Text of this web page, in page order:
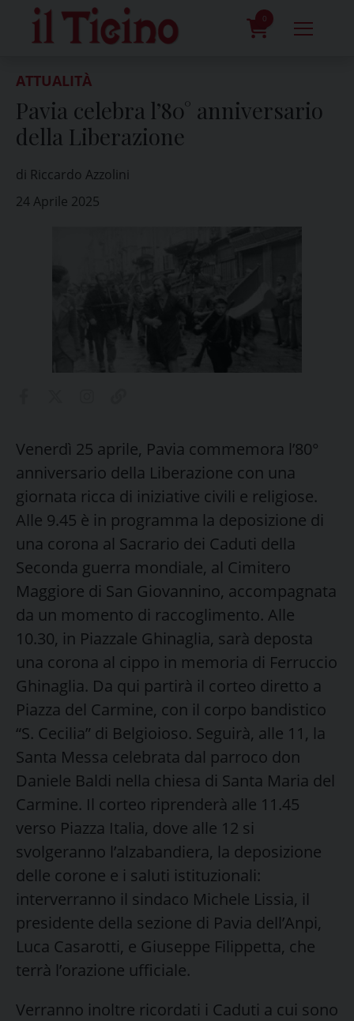
content
0
ATTUALITÀ
Pavia celebra l’80° anniversario
della Liberazione
di Riccardo Azzolini
24 Aprile 2025
Venerdì 25 aprile, Pavia commemora l’80°
anniversario della Liberazione con una
giornata ricca di iniziative civili e religiose.
Alle 9.45 è in programma la deposizione di
una corona al Sacrario dei Caduti della
Seconda guerra mondiale, al Cimitero
Maggiore di San Giovannino, accompagnata
da un momento di raccoglimento. Alle
10.30, in Piazzale Ghinaglia, sarà deposta
una corona al cippo in memoria di Ferruccio
Ghinaglia. Da qui partirà il corteo diretto a
Piazza del Carmine, con il corpo bandistico
“S. Cecilia” di Belgioioso. Seguirà, alle 11, la
Santa Messa celebrata dal parroco don
Daniele Baldi nella chiesa di Santa Maria del
Carmine. Il corteo riprenderà alle 11.45
verso Piazza Italia, dove alle 12 si
svolgeranno l’alzabandiera, la deposizione
delle corone e i saluti istituzionali:
interverranno il sindaco Michele Lissia, il
presidente della sezione di Pavia dell’Anpi,
Luca Casarotti, e Giuseppe Filippetta, che
terrà l’orazione ufficiale.
Verranno inoltre ricordati i Caduti a cui sono